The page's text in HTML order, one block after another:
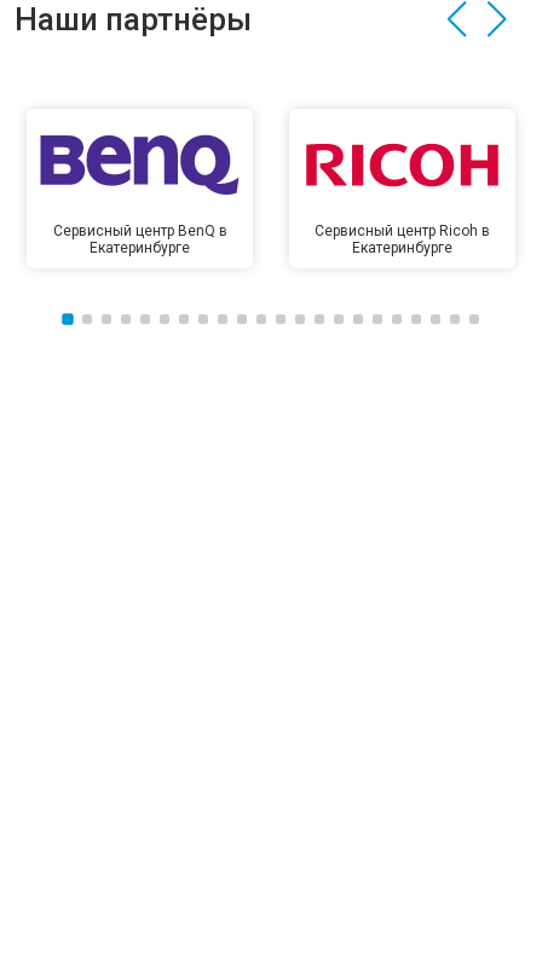
Наши партнёры
Сервисный центр BenQ в
Екатеринбурге
Сервисный центр Ricoh в
Екатеринбурге